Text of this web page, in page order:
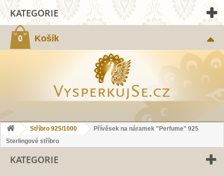
0 Košík
KATEGORIE
Stříbro 925/1000
Přívěsek na náramek "Perfume" 925
Sterlingové stříbro
KATEGORIE